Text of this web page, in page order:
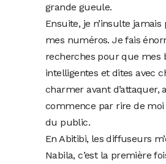
grande gueule.
Ensuite, je n’insulte jamais
mes numéros. Je fais
recherches pour que mes
intelligentes et dites avec
charmer avant d’attaquer,
commence par rire de moi
du public.
En Abitibi, les diffuseurs
Nabila, c’est la première